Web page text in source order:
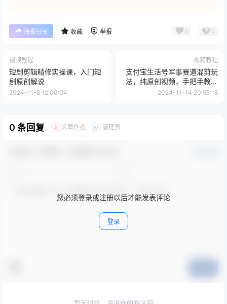
海报分享 收藏 举报 0 0
视频教程
短剧剪辑精修实操课，入门短
剧原创解说
2024-11-8 12:00:04
视频教程
支付宝生活号军事赛道混剪玩
法，纯原创视频，手把手教你
实操落地，懒人必看【揭秘】
2024-11-14 20:55:18
0 条回复 A 文章作者 M 管理员
您必须登录或注册以后才能发表评论
登录